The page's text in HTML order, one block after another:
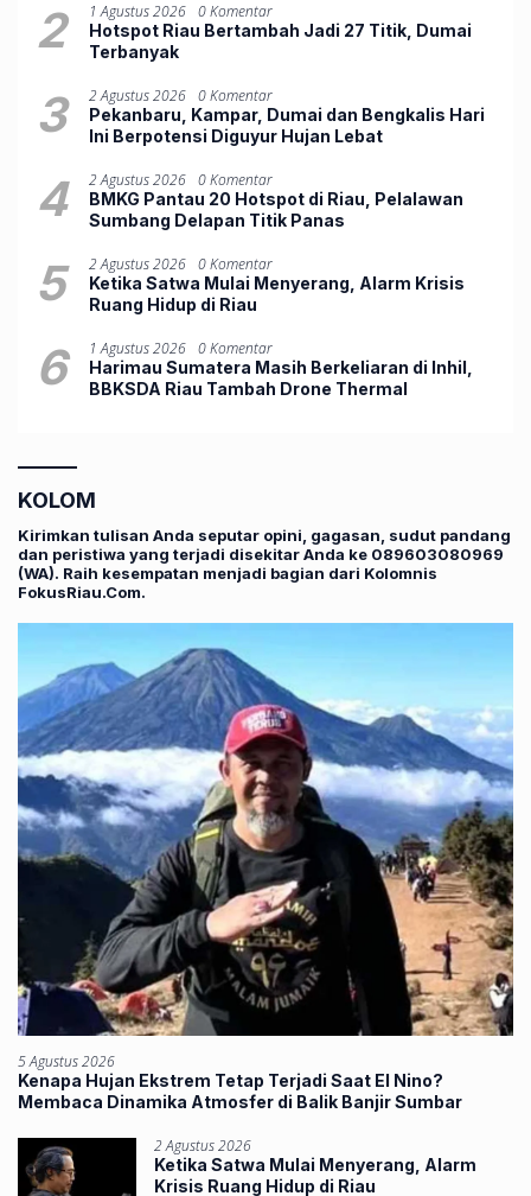
2 1 Agustus 2026 0 Komentar
Hotspot Riau Bertambah Jadi 27 Titik, Dumai
Terbanyak
3 2 Agustus 2026 0 Komentar
Pekanbaru, Kampar, Dumai dan Bengkalis Hari
Ini Berpotensi Diguyur Hujan Lebat
4 2 Agustus 2026 0 Komentar
BMKG Pantau 20 Hotspot di Riau, Pelalawan
Sumbang Delapan Titik Panas
5 2 Agustus 2026 0 Komentar
Ketika Satwa Mulai Menyerang, Alarm Krisis
Ruang Hidup di Riau
6 1 Agustus 2026 0 Komentar
Harimau Sumatera Masih Berkeliaran di Inhil,
BBKSDA Riau Tambah Drone Thermal
KOLOM
Kirimkan tulisan Anda seputar opini, gagasan, sudut pandang
dan peristiwa yang terjadi disekitar Anda ke 089603080969
(WA). Raih kesempatan menjadi bagian dari Kolomnis
FokusRiau.Com.
5 Agustus 2026
Kenapa Hujan Ekstrem Tetap Terjadi Saat El Nino?
Membaca Dinamika Atmosfer di Balik Banjir Sumbar
2 Agustus 2026
Ketika Satwa Mulai Menyerang, Alarm
Krisis Ruang Hidup di Riau